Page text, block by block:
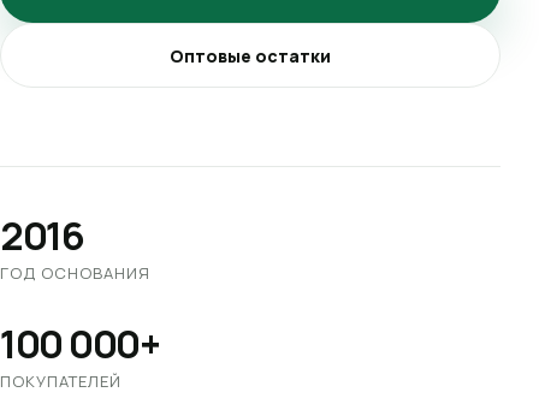
Оптовые остатки
2016
ГОД ОСНОВАНИЯ
100 000+
ПОКУПАТЕЛЕЙ